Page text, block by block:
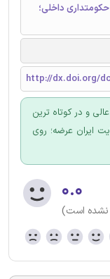
داخلی؛
http://dx.doi.org/
و در کوتاه ترین
ایران عرضه؛ روی
۰.۰
نشده است)